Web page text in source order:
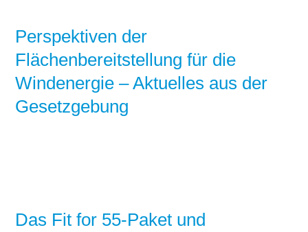
Perspektiven der
Flächenbereitstellung für die
Windenergie – Aktuelles aus der
Gesetzgebung
Das Fit for 55-Paket und